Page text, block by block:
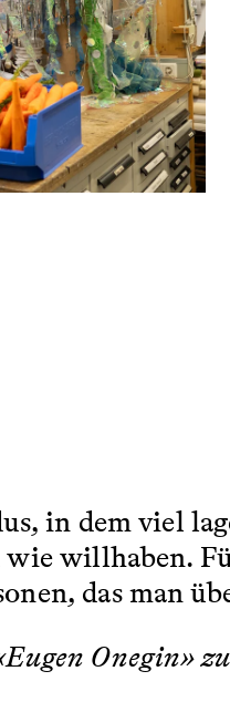
in dem viel
willhaben.
das man
Onegin»